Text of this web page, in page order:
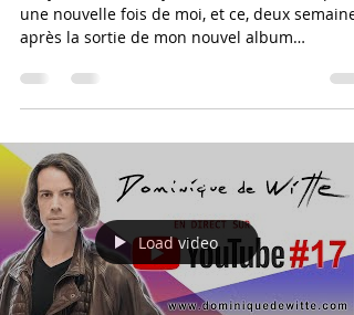
17/10/2019
Bonjour à tous ! Le journal "SUD OUEST" parle
une nouvelle fois de moi, et ce, deux semaines
Load video